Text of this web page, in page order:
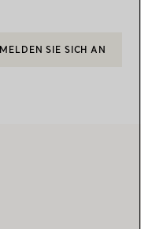
MELDEN SIE SICH AN